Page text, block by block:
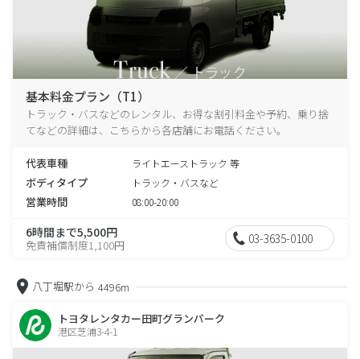
基本料金プラン（T1）
トラック・バスなどのレンタル、お得な割引料金や予約、乗り捨
てなどの詳細は、こちらから各店舗にお電話ください。
代表車種 ライトエーストラック 等
ボディタイプ トラック・バスなど
営業時間 08:00-20:00
6時間まで5,500円
免責補償制度1,100円 03-3635-0100
八丁堀駅から 4496m
トヨタレンタカー田町グランパーク
港区芝浦3-4-1